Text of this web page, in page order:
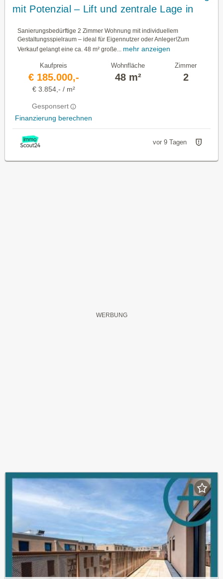
mit Potenzial – Lift und zentrale Lage in
Sanierungsbedürftige 2 Zimmer Wohnung mit individuellem
Gestaltungsspielraum – ideal für Eigennutzer oder Anleger!Zum
Verkauf gelangt eine ca. 48 m² große... mehr anzeigen
Kaufpreis
€ 185.000,-
€ 3.854,- / m²
Gesponsert
Finanzierung berechnen
Wohnfläche
48 m²
Zimmer
2
vor 9 Tagen